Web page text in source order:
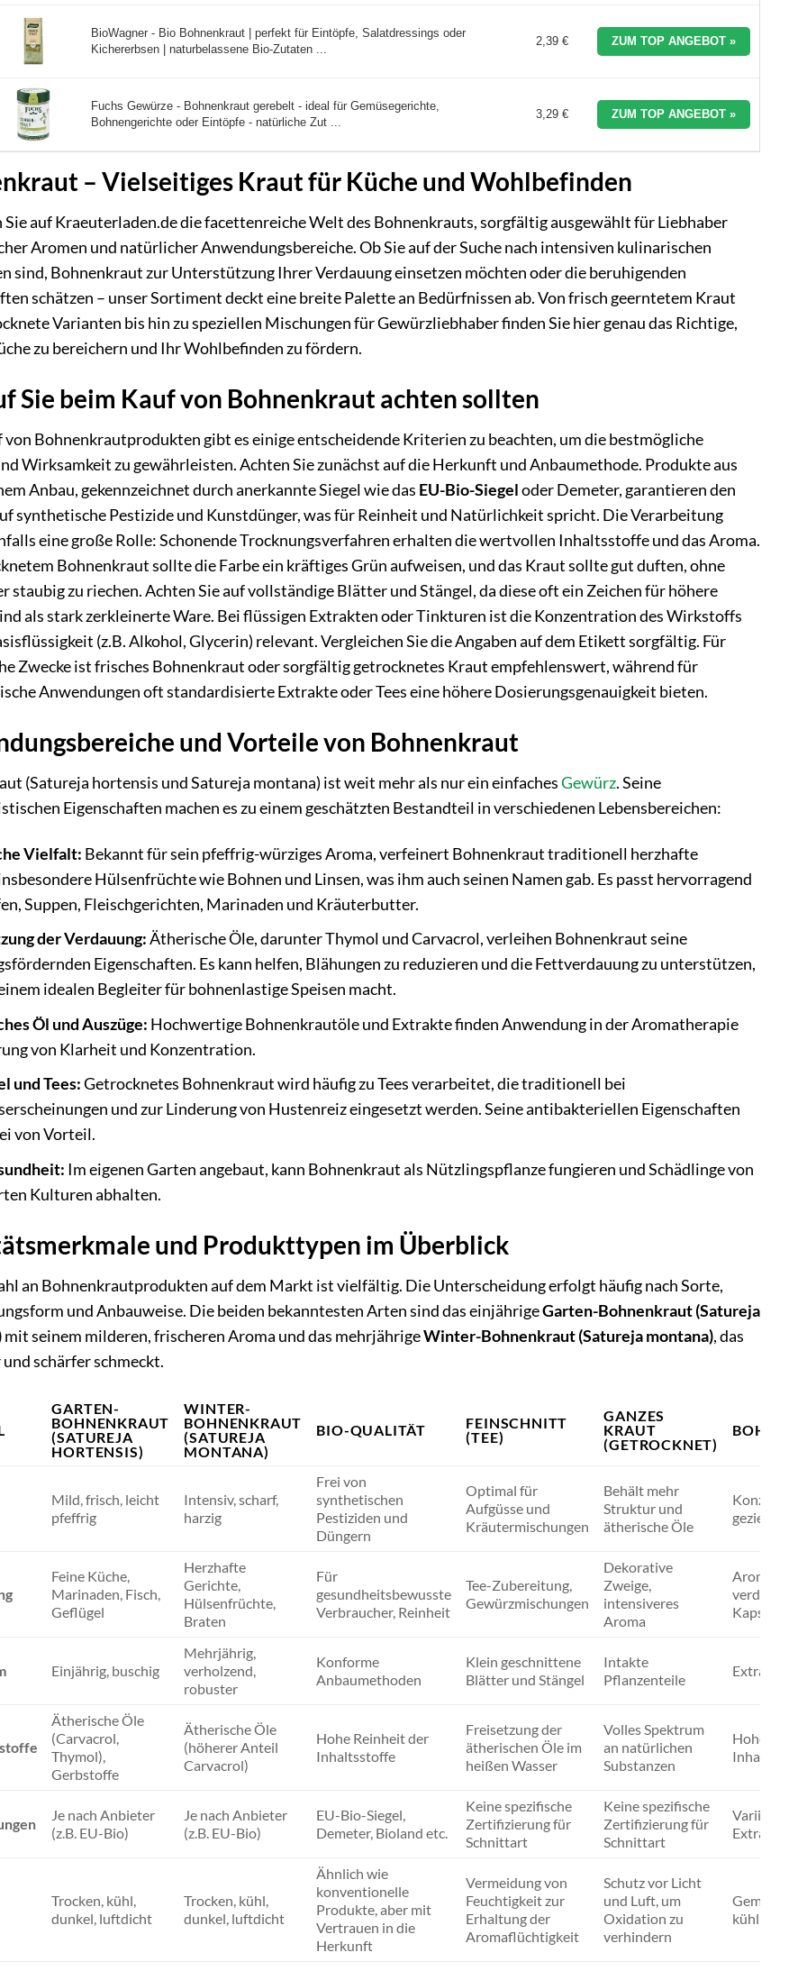
BioWagner - Bio Bohnenkraut | perfekt für Eintöpfe, Salatdressings oder
Kichererbsen | naturbelassene Bio-Zutaten ...
2,39 € ZUM TOP ANGEBOT »
Fuchs Gewürze - Bohnenkraut gerebelt - ideal für Gemüsegerichte,
Bohnengerichte oder Eintöpfe - natürliche Zut ...
3,29 € ZUM TOP ANGEBOT »
– Vielseitiges Kraut für Küche und Wohlbefinden
Sie auf Kraeuterladen.de die facettenreiche Welt des Bohnenkrauts, sorgfältig ausgewählt für Liebhaber
Aromen und natürlicher Anwendungsbereiche. Ob Sie auf der Suche nach intensiven kulinarischen
sind, Bohnenkraut zur Unterstützung Ihrer Verdauung einsetzen möchten oder die beruhigenden
schätzen – unser Sortiment deckt eine breite Palette an Bedürfnissen ab. Von frisch geerntetem Kraut
Varianten bis hin zu speziellen Mischungen für Gewürzliebhaber finden Sie hier genau das Richtige,
zu bereichern und Ihr Wohlbefinden zu fördern.
Sie beim Kauf von Bohnenkraut achten sollten
von Bohnenkrautprodukten gibt es einige entscheidende Kriterien zu beachten, um die bestmögliche
Wirksamkeit zu gewährleisten. Achten Sie zunächst auf die Herkunft und Anbaumethode. Produkte aus
Anbau, gekennzeichnet durch anerkannte Siegel wie das EU-Bio-Siegeloder Demeter, garantieren den
synthetische Pestizide und Kunstdünger, was für Reinheit und Natürlichkeit spricht. Die Verarbeitung
eine große Rolle: Schonende Trocknungsverfahren erhalten die wertvollen Inhaltsstoffe und das Aroma.
Bohnenkraut sollte die Farbe ein kräftiges Grün aufweisen, und das Kraut sollte gut duften, ohne
staubig zu riechen. Achten Sie auf vollständige Blätter und Stängel, da diese oft ein Zeichen für höhere
als stark zerkleinerte Ware. Bei flüssigen Extrakten oder Tinkturen ist die Konzentration des Wirkstoffs
(z.B. Alkohol, Glycerin) relevant. Vergleichen Sie die Angaben auf dem Etikett sorgfältig. Für
Zwecke ist frisches Bohnenkraut oder sorgfältig getrocknetes Kraut empfehlenswert, während für
Anwendungen oft standardisierte Extrakte oder Tees eine höhere Dosierungsgenauigkeit bieten.
und Vorteile von Bohnenkraut
(Satureja hortensis und Satureja montana) ist weit mehr als nur ein einfachesGewürz. Seine
Eigenschaften machen es zu einem geschätzten Bestandteil in verschiedenen Lebensbereichen:
Vielfalt: Bekannt für sein pfeffrig-würziges Aroma, verfeinert Bohnenkraut traditionell herzhafte
Hülsenfrüchte wie Bohnen und Linsen, was ihm auch seinen Namen gab. Es passt hervorragend
Suppen, Fleischgerichten, Marinaden und Kräuterbutter.
der Verdauung:Ätherische Öle, darunter Thymol und Carvacrol, verleihen Bohnenkraut seine
Eigenschaften. Es kann helfen, Blähungen zu reduzieren und die Fettverdauung zu unterstützen,
idealen Begleiter für bohnenlastige Speisen macht.
Öl und Auszüge: Hochwertige Bohnenkrautöle und Extrakte finden Anwendung in der Aromatherapie
von Klarheit und Konzentration.
und Tees:Getrocknetes Bohnenkraut wird häufig zu Tees verarbeitet, die traditionell bei
und zur Linderung von Hustenreiz eingesetzt werden. Seine antibakteriellen Eigenschaften
von Vorteil.
Im eigenen Garten angebaut, kann Bohnenkraut als Nützlingspflanze fungieren und Schädlinge von
Kulturen abhalten.
und Produkttypen im Überblick
an Bohnenkrautprodukten auf dem Markt ist vielfältig. Die Unterscheidung erfolgt häufig nach Sorte,
und Anbauweise. Die beiden bekanntesten Arten sind das einjährigeGarten-Bohnenkraut (Satureja
mit seinem milderen, frischeren Aroma und das mehrjährigeWinter-Bohnenkraut (Satureja montana), das
schärfer schmeckt.
GARTEN-
BOHNENKRAUT
(SATUREJA
HORTENSIS)
WINTER-
BOHNENKRAUT
(SATUREJA
MONTANA)
BIO-QUALITÄT
FEINSCHNITT
(TEE)
GANZES
KRAUT
(GETROCKNET)
Mild, frisch, leicht
pfeffrig
Intensiv, scharf,
harzig
Frei von
synthetischen
Pestiziden und
Düngern
Optimal für
Aufgüsse und
Kräutermischungen
Behält mehr
Struktur und
ätherische Öle
gezielte
Feine Küche,
Marinaden, Fisch,
Geflügel
Herzhafte
Gerichte,
Hülsenfrüchte,
Braten
Für
gesundheitsbewusste
Verbraucher, Reinheit
Tee-Zubereitung,
Gewürzmischungen
Dekorative
Zweige,
intensiveres
Aroma
Kapseln/
Einjährig, buschig
Mehrjährig,
verholzend,
robuster
Konforme
Anbaumethoden
Klein geschnittene
Blätter und Stängel
Intakte
Pflanzenteile
Extrakte,
Ätherische Öle
(Carvacrol,
Thymol),
Gerbstoffe
Ätherische Öle
(höherer Anteil
Carvacrol)
Hohe Reinheit der
Inhaltsstoffe
Freisetzung der
ätherischen Öle im
heißen Wasser
Volles Spektrum
an natürlichen
Substanzen
Hohe
Je nach Anbieter
(z.B. EU-Bio)
Je nach Anbieter
(z.B. EU-Bio)
EU-Bio-Siegel,
Demeter, Bioland etc.
Keine spezifische
Zertifizierung für
Schnittart
Keine spezifische
Zertifizierung für
Schnittart
Variiert
Trocken, kühl,
dunkel, luftdicht
Trocken, kühl,
dunkel, luftdicht
Ähnlich wie
konventionelle
Produkte, aber mit
Vertrauen in die
Herkunft
Vermeidung von
Feuchtigkeit zur
Erhaltung der
Aromaflüchtigkeit
Schutz vor Licht
und Luft, um
Oxidation zu
verhindern
Gemäß
kühl und